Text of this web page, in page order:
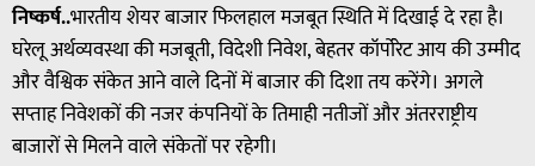
निष्कर्ष..भारतीय शेयर बाजार फिलहाल मजबूत स्थिति में दिखाई दे रहा है।
घरेलू अर्थव्यवस्था की मजबूती, विदेशी निवेश, बेहतर कॉर्पोरेट आय की उम्मीद
और वैश्विक संकेत आने वाले दिनों में बाजार की दिशा तय करेंगे। अगले
सप्ताह निवेशकों की नजर कंपनियों के तिमाही नतीजों और अंतरराष्ट्रीय
बाजारों से मिलने वाले संकेतों पर रहेगी।